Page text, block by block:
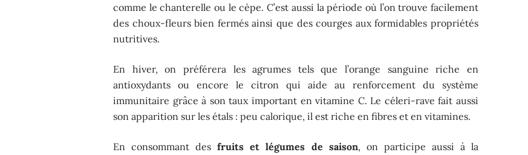
comme le chanterelle ou le cèpe. C’est aussi la période où l’on trouve facilement
des choux-fleurs bien fermés ainsi que des courges aux formidables propriétés
nutritives.
En hiver, on préférera les agrumes tels que l’orange sanguine riche en
antioxydants ou encore le citron qui aide au renforcement du système
immunitaire grâce à son taux important en vitamine C. Le céleri-rave fait aussi
son apparition sur les étals : peu calorique, il est riche en fibres et en vitamines.
En consommant desfruits et légumes de saison, on participe aussi à la